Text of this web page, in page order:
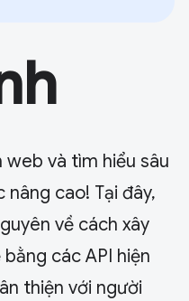
và tìm hiểu sâu
cao! Tại đây,
về cách xây
các API hiện
thiện với người